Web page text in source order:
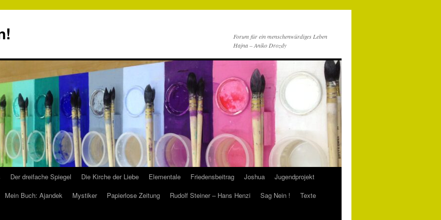
Forum für ein menschenwürdiges Leben
Hajna – Aniko Drozdy
Der dreifache Spiegel Die Kirche der Liebe Elementale Friedensbeitrag Joshua
Jugendprojekt
Mein Buch: Ajandek Mystiker Papierlose Zeitung Rudolf Steiner – Hans Henzi Sag Nein !
Texte